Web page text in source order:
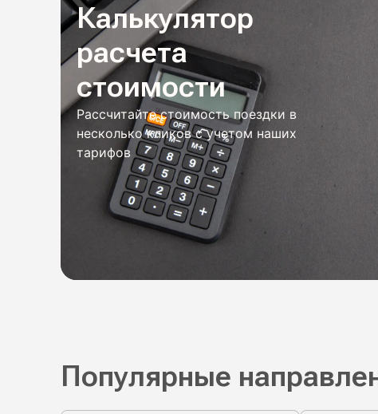
Калькулятор
расчета
стоимости
Рассчитайте стоимость поездки в
несколько кликов с учетом наших
тарифов
Популярные